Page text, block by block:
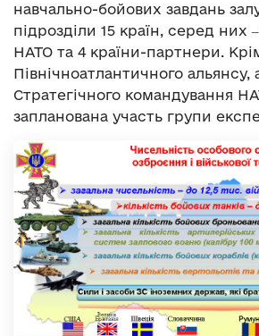
навчально-бойових завдань
підрозділи 15 країн, серед них
НАТО та 4 країни-партнери.
Північноатлантичного альянсу,
Стратегічного командування
запланована участь групи